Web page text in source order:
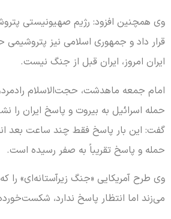
وی همچنین افزود: رژیم صهیونیستی
قرار داد و جمهوری اسلامی نیز پتروشیمی
ایران امروز، ایران قبل از جنگ نیست.
امام جمعه ماهدشت، حجت‌الاسلام
حمله اسرائیل به بیروت و پاسخ ایران را
گفت: این بار پاسخ فقط چند ساعت بعد
حمله و پاسخ تقریباً به صفر رسیده است.
وی طرح آمریکایی «جنگ زیرآستانه‌ای»
می‌زند اما انتظار پاسخ ندارد،